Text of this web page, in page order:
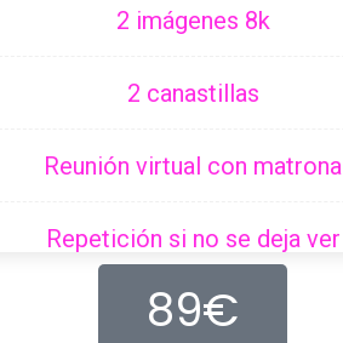
2 imágenes 8k
2 canastillas
Reunión virtual con matrona
Repetición si no se deja ver
89€